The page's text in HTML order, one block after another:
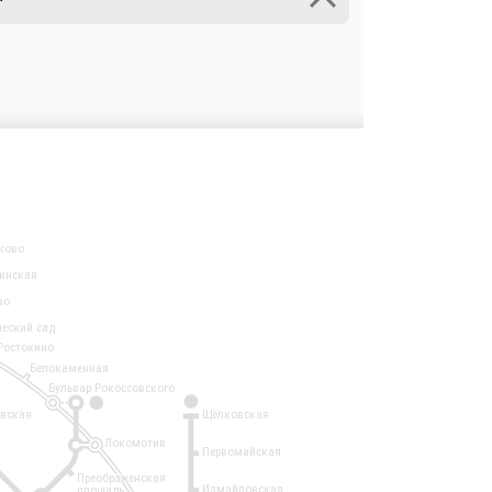
1
Локомотив
сад
Белокаменная
Щёлковская
Первомайская
Измайловская
Бульвар Рокоссовского
Преображенская